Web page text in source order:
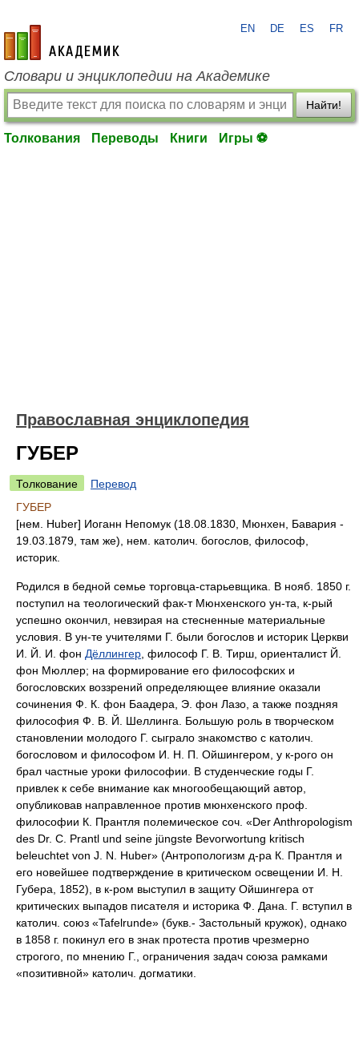
academic.ru
EN DE ES FR
Словари и энциклопедии на Академике
Найти!
Толкования Переводы Книги Игры ⚽
Православная энциклопедия
ГУБЕР
Толкование
Перевод
ГУБЕР
[нем. Huber] Иоганн Непомук (18.08.1830, Мюнхен, Бавария -
19.03.1879, там же), нем. католич. богослов, философ,
историк.
Родился в бедной семье торговца-старьевщика. В нояб. 1850 г.
поступил на теологический фак-т Мюнхенского ун-та, к-рый
успешно окончил, невзирая на стесненные материальные
условия. В ун-те учителями Г. были богослов и историк Церкви
И. Й. И. фон Дёллингер , философ Г. В. Тирш, ориенталист Й.
фон Мюллер; на формирование его философских и
богословских воззрений определяющее влияние оказали
сочинения Ф. К. фон Баадера, Э. фон Лазо, а также поздняя
философия Ф. В. Й. Шеллинга. Большую роль в творческом
становлении молодого Г. сыграло знакомство с католич.
богословом и философом И. Н. П. Ойшингером, у к-рого он
брал частные уроки философии. В студенческие годы Г.
привлек к себе внимание как многообещающий автор,
опубликовав направленное против мюнхенского проф.
философии К. Прантля полемическое соч. «Der Anthropologism
des Dr. C. Prantl und seine jüngste Bevorwortung kritisch
beleuchtet von J. N. Huber» (Антропологизм д-ра К. Прантля и
его новейшее подтверждение в критическом освещении И. Н.
Губера, 1852), в к-ром выступил в защиту Ойшингера от
критических выпадов писателя и историка Ф. Дана. Г. вступил в
католич. союз «Tafelrunde» (букв.- Застольный кружок), однако
в 1858 г. покинул его в знак протеста против чрезмерно
строгого, по мнению Г., ограничения задач союза рамками
«позитивной» католич. догматики.